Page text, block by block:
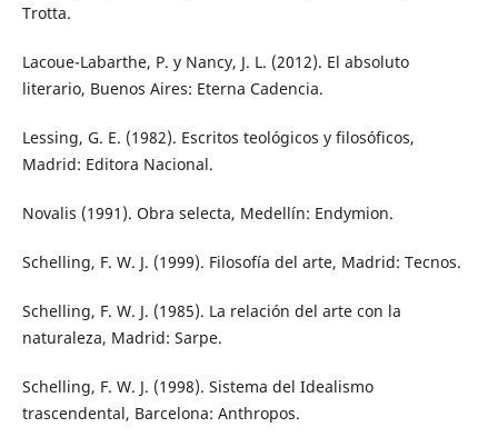
Trotta.
Lacoue-Labarthe, P. y Nancy, J. L. (2012). El absoluto
literario, Buenos Aires: Eterna Cadencia.
Lessing, G. E. (1982). Escritos teológicos y filosóficos,
Madrid: Editora Nacional.
Novalis (1991). Obra selecta, Medellín: Endymion.
Schelling, F. W. J. (1999). Filosofía del arte, Madrid: Tecnos.
Schelling, F. W. J. (1985). La relación del arte con la
naturaleza, Madrid: Sarpe.
Schelling, F. W. J. (1998). Sistema del Idealismo
trascendental, Barcelona: Anthropos.